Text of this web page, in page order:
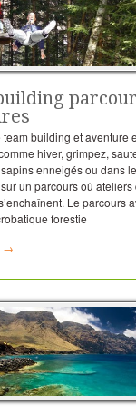
team building et aventure
hiver, grimpez,
enneigés ou dans
un parcours où ateliers
Le parcours
forestie
→